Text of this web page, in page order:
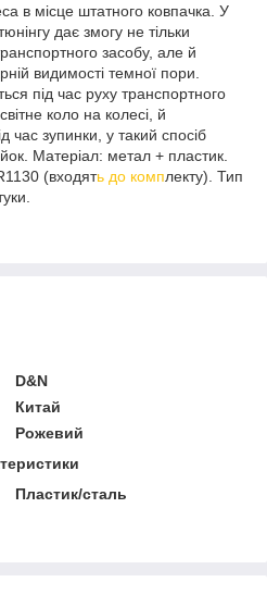
в місце штатного ковпачка. У
дає змогу не тільки
засобу, але й
видимості темної пори.
під час руху транспортного
коло на колесі, й
час зупинки, у такий спосіб
Матеріал: метал + пластик.
(входять до комплекту). Тип
D&N
Китай
Рожевий
Пластик/сталь